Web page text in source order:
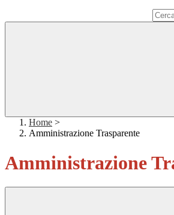
Home >
Amministrazione Trasparente
Amministrazione